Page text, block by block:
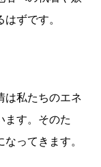
ずです。
は私たちのエネ
ます。そのた
ってきます。